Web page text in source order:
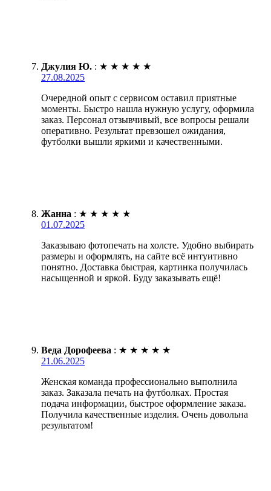
Джулия Ю. : ★ ★ ★ ★ ★
27.08.2025
Очередной опыт с сервисом оставил приятные
моменты. Быстро нашла нужную услугу, оформила
заказ. Персонал отзывчивый, все вопросы решали
оперативно. Результат превзошел ожидания,
футболки вышли яркими и качественными.
Жанна : ★ ★ ★ ★ ★
01.07.2025
Заказываю фотопечать на холсте. Удобно выбирать
размеры и оформлять, на сайте всё интуитивно
понятно. Доставка быстрая, картинка получилась
насыщенной и яркой. Буду заказывать ещё!
Веда Дорофеева : ★ ★ ★ ★ ★
21.06.2025
Женская команда профессионально выполнила
заказ. Заказала печать на футболках. Простая
подача информации, быстрое оформление заказа.
Получила качественные изделия. Очень довольна
результатом!